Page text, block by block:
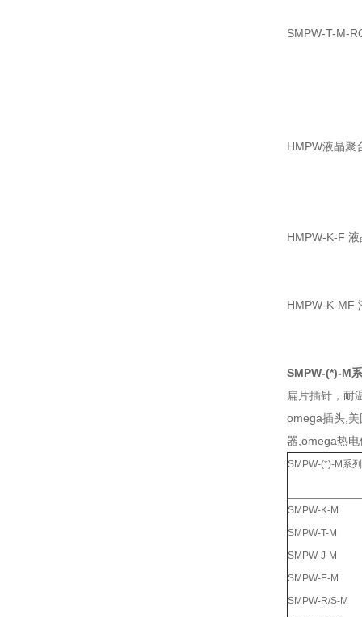
SMPW-T-M-
HMPW液晶聚
HMPW-K-F
HMPW-K-MF
SMPW-(*)-M
扁片插针，耐
omega插头,
器,omega热电
SMPW-(*)-M系
SMPW-K-M
SMPW-T-M
SMPW-J-M
SMPW-E-M
SMPW-R/S-M